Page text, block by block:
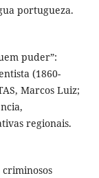
portugueza.
puder”:
(1860-
Marcos Luiz;
regionais.
criminosos